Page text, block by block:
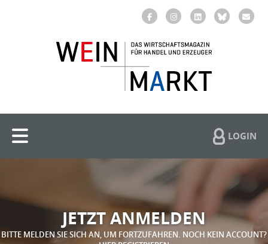
LOGIN
JETZT ANMELDEN
BITTE MELDEN SIE SICH AN, UM FORTZUFAHREN. NOCH KEIN ACCOUNT?